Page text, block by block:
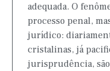
adequada. O
processo penal,
jurídico:
cristalinas, já
jurisprudência,